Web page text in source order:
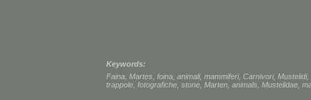
Keywords:
Faina Martes foina animali, mammiferi, Carnivori, Mustelidi,
trappole fotografiche stone Marten animals Mustelidae